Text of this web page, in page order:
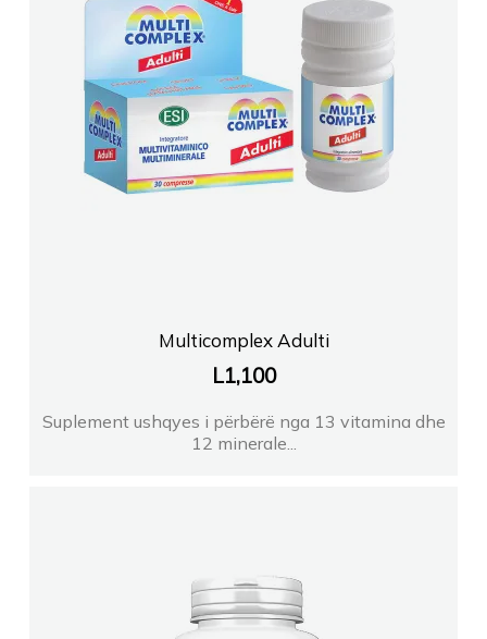
Multicomplex Adulti
L1,100
Suplement ushqyes i përbërë nga 13 vitamina dhe
12 minerale...